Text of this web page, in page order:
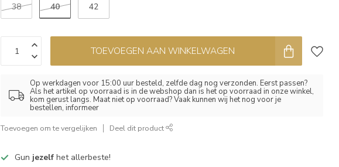
38 40 42
TOEVOEGEN AAN WINKELWAGEN
Op werkdagen voor 15:00 uur besteld, zelfde dag nog verzonden. Eerst passen?
Als het artikel op voorraad is in de webshop dan is het op voorraad in onze winkel,
kom gerust langs. Maat niet op voorraad? Vaak kunnen wij het nog voor je
bestellen, informeer
Toevoegen om te vergelijken Deel dit product
Gun jezelf het allerbeste!